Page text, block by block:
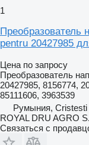
1
Преобразователь
pentru 20427985
Цена по запросу
Преобразователь
20427985, 8156774,
85111606, 3963539
Румыния, Cristesti
ROYAL DRU AGRO
Связаться с